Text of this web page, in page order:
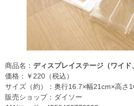
商品名： ディスプレイステージ（ワイド
価格：￥220（税込）
サイズ（約）：奥行16.7×幅21cm×高さ
販売ショップ：ダイソー